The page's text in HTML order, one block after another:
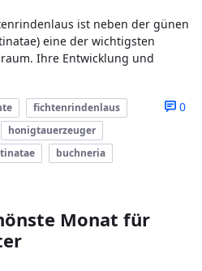
ist neben der günen
eine der wichtigsten
Ihre Entwicklung und
0
fichtenrindenlaus
honigtauerzeuger
buchneria
Monat für